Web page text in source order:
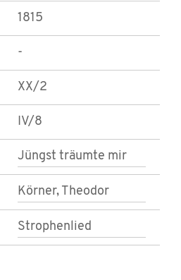
1815
-
XX/2
IV/8
Jüngst träumte mir
Körner, Theodor
Strophenlied